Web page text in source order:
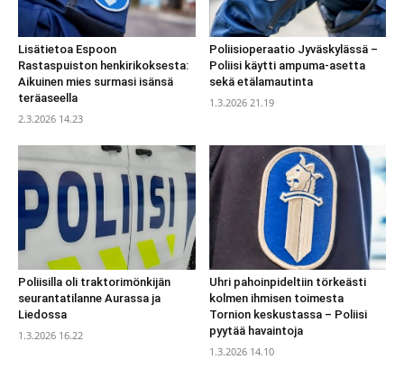
Lisätietoa Espoon
Rastaspuiston henkirikoksesta:
Aikuinen mies surmasi isänsä
teräaseella
2.3.2026 14.23
Poliisioperaatio Jyväskylässä –
Poliisi käytti ampuma-asetta
sekä etälamautinta
1.3.2026 21.19
Poliisilla oli traktorimönkijän
seurantatilanne Aurassa ja
Liedossa
1.3.2026 16.22
Uhri pahoinpideltiin törkeästi
kolmen ihmisen toimesta
Tornion keskustassa – Poliisi
pyytää havaintoja
1.3.2026 14.10